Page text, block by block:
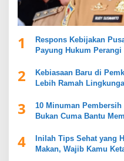
1
Respons Kebijakan
Payung Hukum Perangi
2
Kebiasaan Baru di
Lebih Ramah
3
10 Minuman
Bukan Cuma Bantu
4
Inilah Tips Sehat yang
Makan, Wajib Kamu